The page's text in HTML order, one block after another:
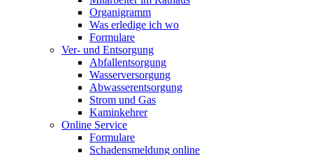
Organigramm
Was erledige ich wo
Formulare
Ver- und Entsorgung
Abfallentsorgung
Wasserversorgung
Abwasserentsorgung
Strom und Gas
Kaminkehrer
Online Service
Formulare
Schadensmeldung online